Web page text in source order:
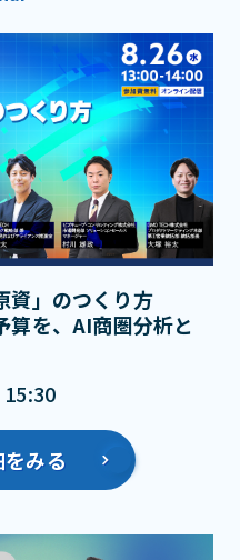
資」のつくり方
算を、AI商圏分析と
みる